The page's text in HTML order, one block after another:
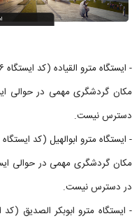
- ایستگاه مترو القیاده (کد ایستگاه ۱۶) واقع در منطقه الطوار در زون پنج
مکان گردشگری مهمی در حوالی
دسترس نیست.
- ایستگاه مترو ابوالهیل (کد ایستگاه ۱۷) واقع در منطقه دیره در زون ۵ مترو دبی
در دسترس نیست.